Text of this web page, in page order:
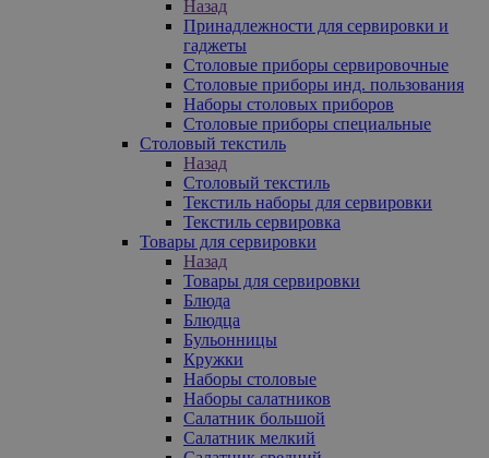
Назад
Принадлежности для сервировки и
гаджеты
Столовые приборы сервировочные
Столовые приборы инд. пользования
Наборы столовых приборов
Столовые приборы специальные
Столовый текстиль
Назад
Столовый текстиль
Текстиль наборы для сервировки
Текстиль сервировка
Товары для сервировки
Назад
Товары для сервировки
Блюда
Блюдца
Бульонницы
Кружки
Наборы столовые
Наборы салатников
Салатник большой
Салатник мелкий